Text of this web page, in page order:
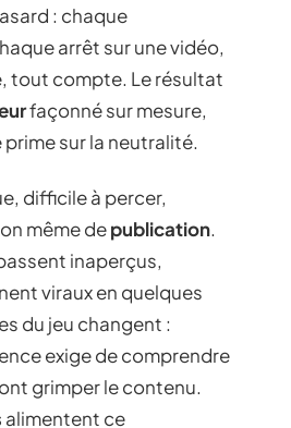
: chaque
arrêt sur une vidéo,
tout compte. Le résultat
façonné sur mesure,
sur la neutralité.
difficile à percer,
même depublication.
inaperçus,
viraux en quelques
du jeu changent :
exige de comprendre
grimper le contenu.
alimentent ce